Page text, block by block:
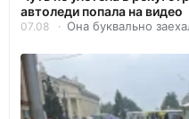
автоледи попала на видео
07.08 Она буквально